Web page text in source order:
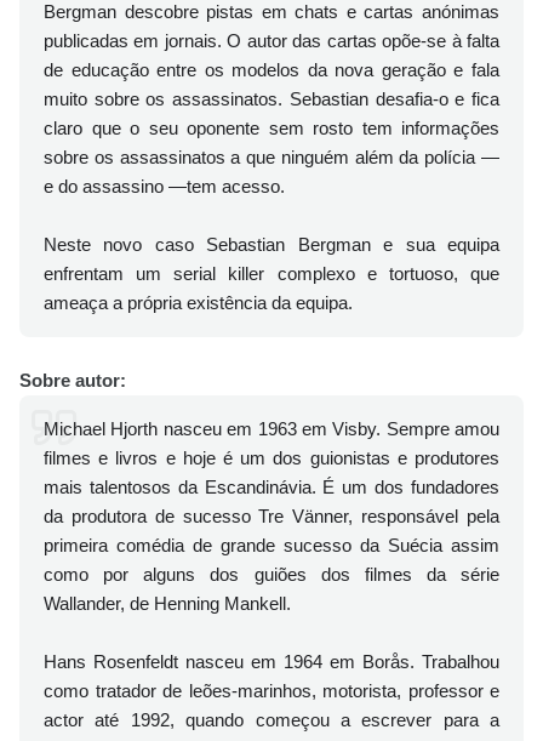
Bergman descobre pistas em chats e cartas anónimas
publicadas em jornais. O autor das cartas opõe-se à falta
de educação entre os modelos da nova geração e fala
muito sobre os assassinatos. Sebastian desafia-o e fica
claro que o seu oponente sem rosto tem informações
sobre os assassinatos a que ninguém além da polícia —
e do assassino —tem acesso.
Neste novo caso Sebastian Bergman e sua equipa
enfrentam um serial killer complexo e tortuoso, que
ameaça a própria existência da equipa.
Sobre autor:
Michael Hjorth nasceu em 1963 em Visby. Sempre amou
filmes e livros e hoje é um dos guionistas e produtores
mais talentosos da Escandinávia. É um dos fundadores
da produtora de sucesso Tre Vänner, responsável pela
primeira comédia de grande sucesso da Suécia assim
como por alguns dos guiões dos filmes da série
Wallander, de Henning Mankell.
Hans Rosenfeldt nasceu em 1964 em Borås. Trabalhou
como tratador de leões-marinhos, motorista, professor e
actor até 1992, quando começou a escrever para a